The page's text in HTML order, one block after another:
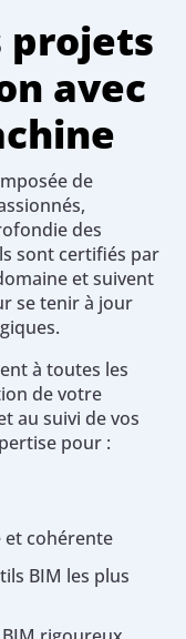
projets
avec
de
des
sont certifiés par
et suivent
se tenir à jour
à toutes les
de votre
au suivi de vos
pour :
et cohérente
BIM les plus